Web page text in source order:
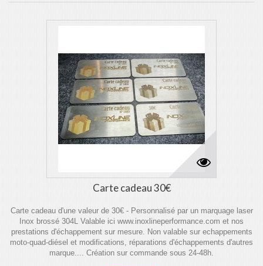
Carte cadeau 30€
Carte cadeau d'une valeur de 30€ - Personnalisé par un marquage laser
Inox brossé 304L Valable ici www.inoxlineperformance.com et nos
prestations d'échappement sur mesure. Non valable sur echappements
moto-quad-diésel et modifications, réparations d'échappements d'autres
marque.... Création sur commande sous 24-48h.